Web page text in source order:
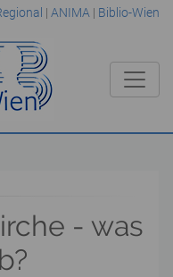
| ANIMA | Biblio-Wien
- was